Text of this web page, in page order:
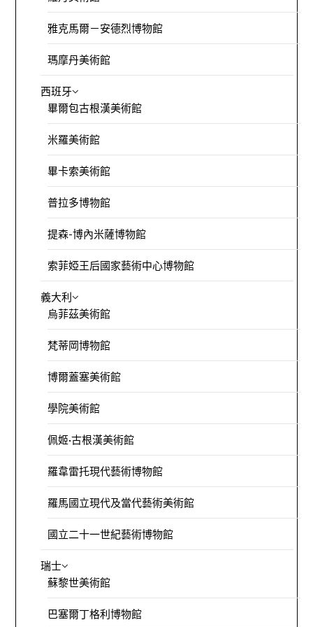
雅克馬爾－安德烈博物館
瑪摩丹美術館
西班牙
畢爾包古根漢美術館
米羅美術館
畢卡索美術館
普拉多博物館
提森-博內米薩博物館
索菲婭王后國家藝術中心博物館
義大利
烏菲茲美術館
梵蒂岡博物館
博爾蓋塞美術館
學院美術館
佩姬·古根漢美術館
羅韋雷托現代藝術博物館
羅馬國立現代及當代藝術美術館
國立二十一世紀藝術博物館
瑞士
蘇黎世美術館
巴塞爾丁格利博物館